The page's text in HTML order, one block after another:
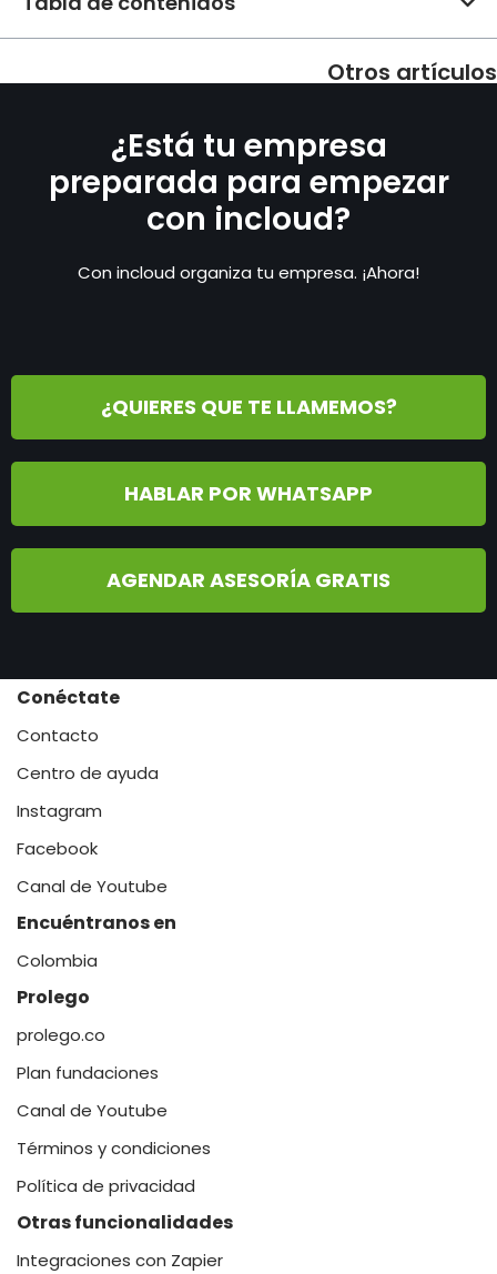
Otros artículos
¿Está tu empresa
preparada para empezar
con incloud?
Con incloud organiza tu empresa. ¡Ahora!
¿QUIERES QUE TE LLAMEMOS?
HABLAR POR WHATSAPP
AGENDAR ASESORÍA GRATIS
Conéctate
Contacto
Centro de ayuda
Instagram
Facebook
Canal de Youtube
Encuéntranos en
Colombia
Prolego
prolego.co
Plan fundaciones
Canal de Youtube
Términos y condiciones
Política de privacidad
Otras funcionalidades
Integraciones con Zapier